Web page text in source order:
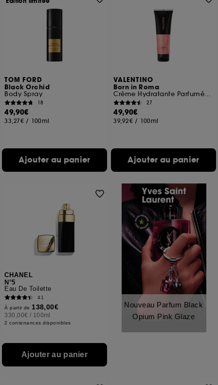
TOM FORD
Black Orchid
Body Spray
18
49,90€
33,27€ / 100ml
Ajouter au panier
VALENTINO
Born in Roma
Crème Hydratante Parfumée Texture Gel Effet Nacré
27
49,90€
39,92€ / 100ml
Ajouter au panier
CHANEL
N°5
Eau De Toilette
41
À partir de 138,00€
330,00€ / 100ml
2 contenances disponibles
Ajouter au panier
Nouveau Parfum Black
Opium Pink Glaze